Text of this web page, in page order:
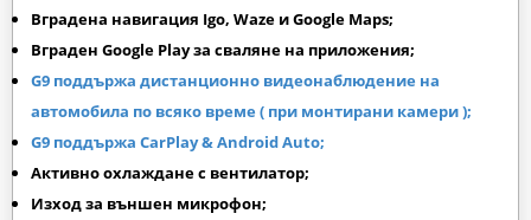
Вградена навигация Igo, Waze и Google Maps;
Вграден Google Playза сваляне на приложения;
G9 поддържа дистанционно видеонаблюдение на
автомобила по всяко време ( при монтирани камери );
G9 поддържа CarPlay & Android Auto;
Активно охлаждане с вентилатор;
Изход за външен микрофон;